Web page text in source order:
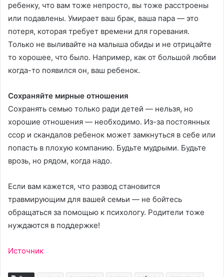
ребенку, что вам тоже непросто, вы тоже расстроены
или подавлены. Умирает ваш брак, ваша пара — это
потеря, которая требует времени для горевания.
Только не выливайте на малыша обиды и не отрицайте
то хорошее, что было. Например, как от большой любви
когда-то появился он, ваш ребенок.
Сохраняйте мирные отношения
Сохранять семью только ради детей — нельзя, но
хорошие отношения — необходимо. Из-за постоянных
ссор и скандалов ребенок может замкнуться в себе или
попасть в плохую компанию. Будьте мудрыми. Будьте
врозь, но рядом, когда надо.
Если вам кажется, что развод становится
травмирующим для вашей семьи — не бойтесь
обращаться за помощью к психологу. Родители тоже
нуждаются в поддержке!
Источник